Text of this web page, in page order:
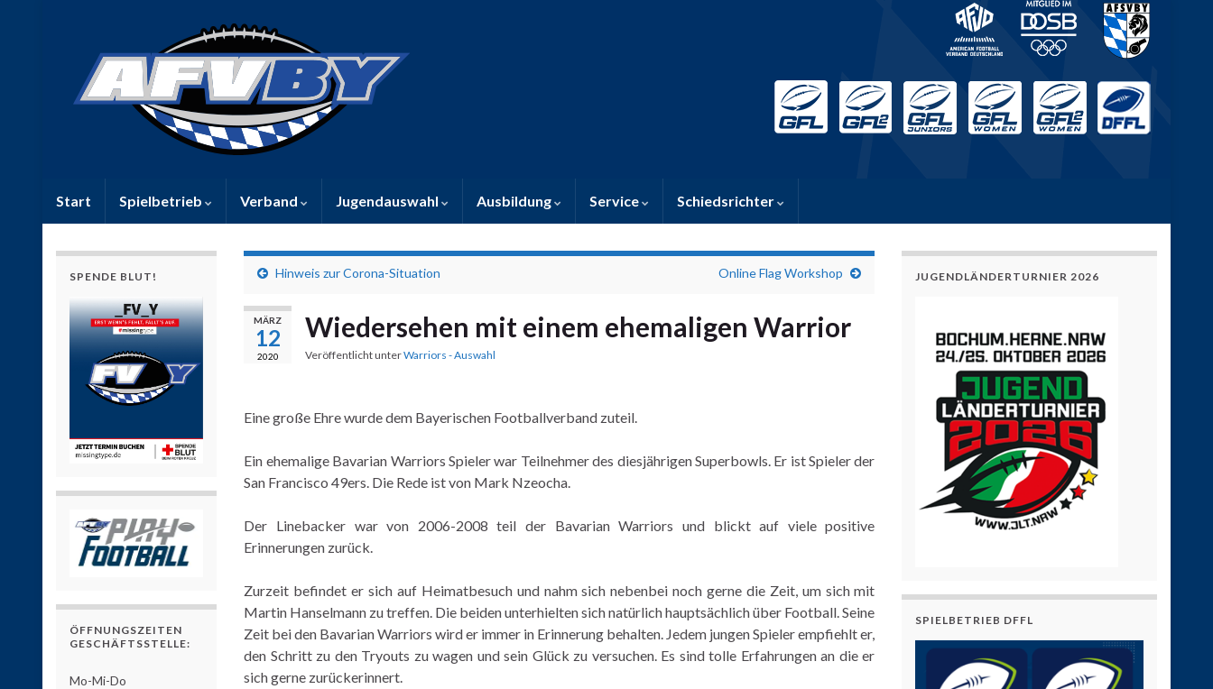
Start Spielbetrieb Verband Jugendauswahl Ausbildung Service Schiedsrichter
Hinweis zur Corona-Situation Online Flag Workshop
MÄRZ
12
2020
Wiedersehen mit einem ehemaligen Warrior
Veröffentlicht unterWarriors - Auswahl
Eine große Ehre wurde dem Bayerischen Footballverband zuteil.
Ein ehemalige Bavarian Warriors Spieler war Teilnehmer des diesjährigen Superbowls. Er ist Spieler der
San Francisco 49ers. Die Rede ist von Mark Nzeocha.
Der Linebacker war von 2006-2008 teil der Bavarian Warriors und blickt auf viele positive
Erinnerungen zurück.
Zurzeit befindet er sich auf Heimatbesuch und nahm sich nebenbei noch gerne die Zeit, um sich mit
Martin Hanselmann zu treffen. Die beiden unterhielten sich natürlich hauptsächlich über Football. Seine
Zeit bei den Bavarian Warriors wird er immer in Erinnerung behalten. Jedem jungen Spieler empfiehlt er,
den Schritt zu den Tryouts zu wagen und sein Glück zu versuchen. Es sind tolle Erfahrungen an die er
sich gerne zurückerinnert.
SPENDE BLUT!
ÖFFNUNGSZEITEN
GESCHÄFTSSTELLE:
Mo-Mi-Do
JUGENDLÄNDERTURNIER 2026
SPIELBETRIEB DFFL